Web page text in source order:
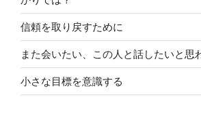
信頼を取り戻すために
また会いたい、この人と話したいと思
小さな目標を意識する